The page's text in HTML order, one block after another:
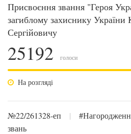
Присвоєння звання "Героя
загиблому захиснику України
Сергійовичу
25192 голоси
На розгляді
№22/261328-еп |
звань